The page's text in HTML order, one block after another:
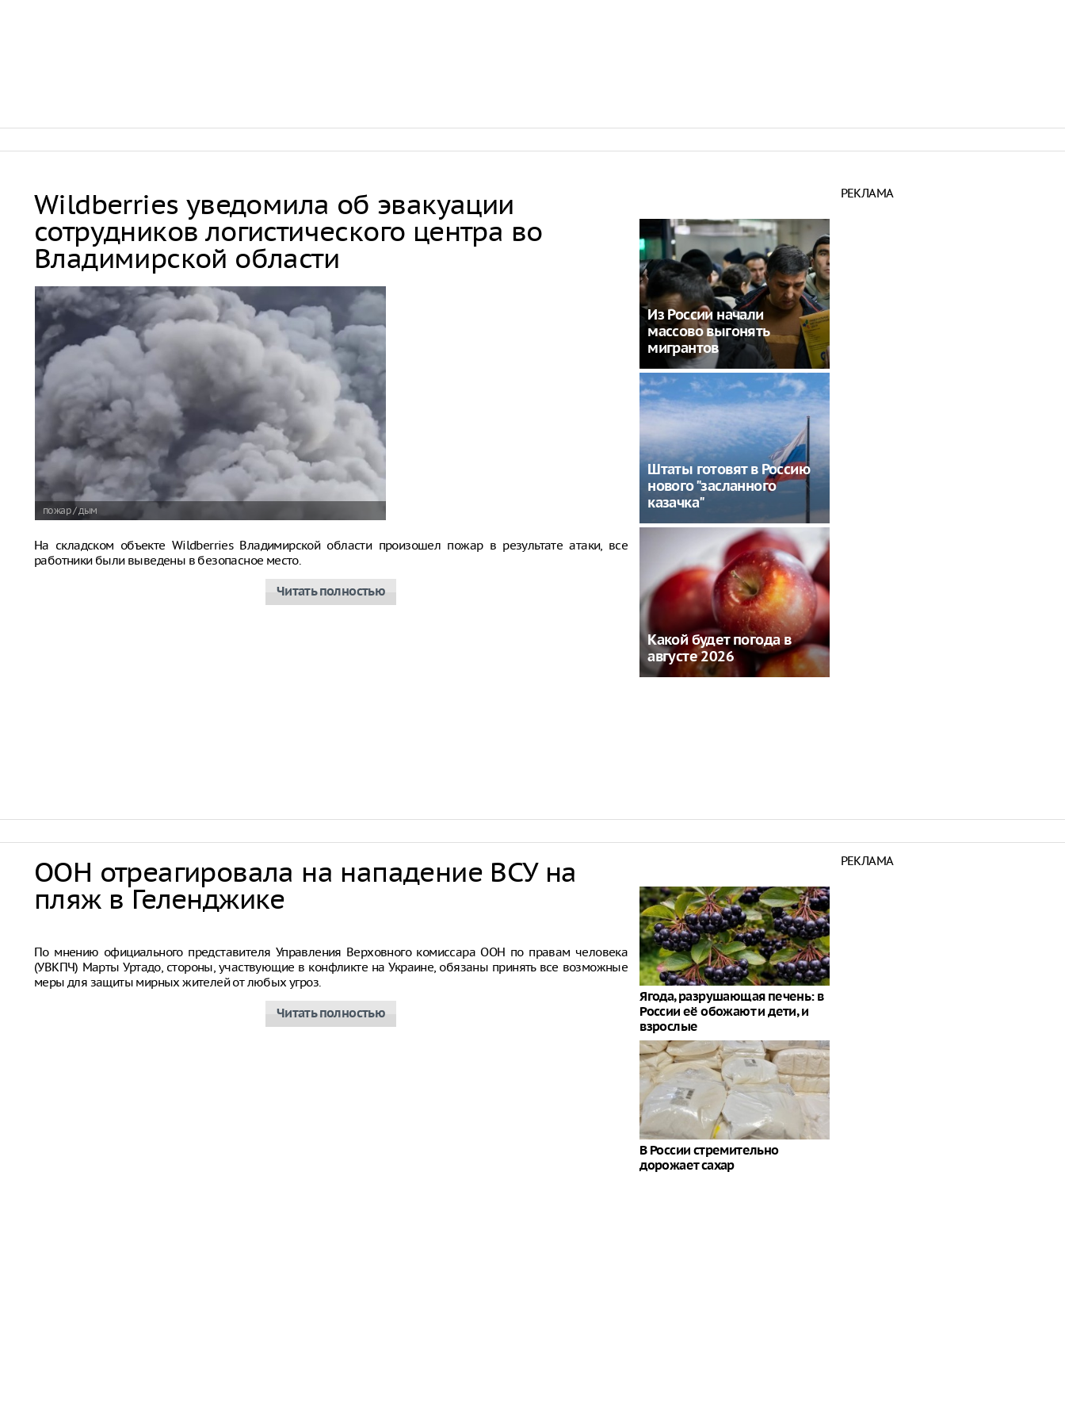
"Автостат": объем
Россию через альтернативные
Wildberries уведомила об эвакуации
сотрудников логистического центра во
Владимирской области
пожар / дым
На складском объекте Wildberries Владимирской области произошел пожар в результате атаки, все
работники были выведены в безопасное место.
Читать полностью
Из России начали
массово выгонять
мигрантов
Штаты готовят в Россию
нового "засланного
казачка"
Какой будет погода в
августе 2026
РЕКЛАМА
ООН отреагировала на нападение ВСУ на
пляж в Геленджике
По мнению официального представителя Управления Верховного комиссара ООН по правам человека
(УВКПЧ) Марты Уртадо, стороны, участвующие в конфликте на Украине, обязаны принять все возможные
меры для защиты мирных жителей от любых угроз.
Читать полностью
Ягода, разрушающая печень: в
России её обожают и дети, и
взрослые
В России стремительно
дорожает сахар
РЕКЛАМА